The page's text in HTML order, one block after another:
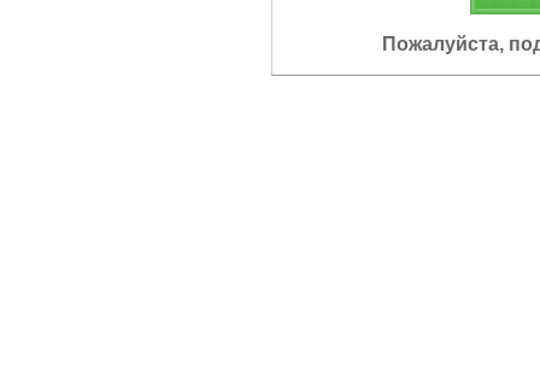
Пожалуйста,